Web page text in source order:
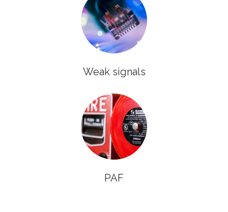
Weak signals
PAF